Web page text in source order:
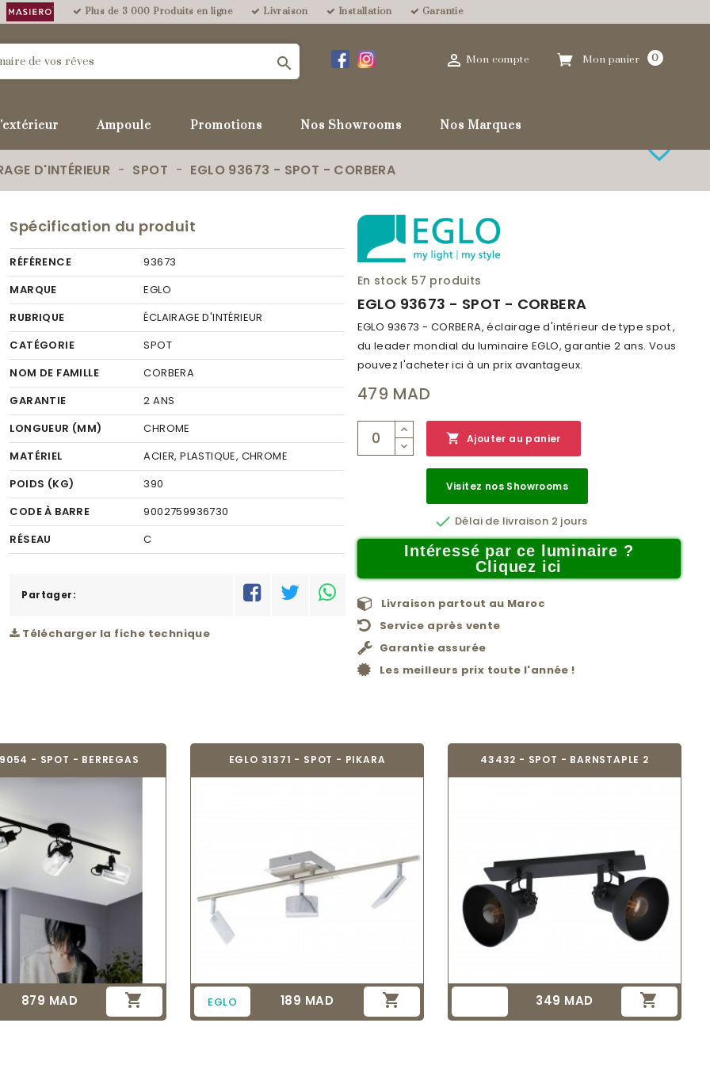
Plus de 3 000 Produits en ligne Livraison Installation Garantie
Mon panier 0
 Mon compte

Ampoule Promotions Nos Showrooms Nos Marques
D'INTÉRIEUR SPOT EGLO 93673 - SPOT - CORBERA
Spécification du produit
RÉFÉRENCE
93673
MARQUE
EGLO
RUBRIQUE
ÉCLAIRAGE D'INTÉRIEUR
CATÉGORIE
SPOT
NOM DE FAMILLE
CORBERA
GARANTIE
2 ANS
LONGUEUR (MM)
CHROME
MATÉRIEL
ACIER, PLASTIQUE, CHROME
POIDS (KG)
390
CODE À BARRE
9002759936730
RÉSEAU
C
Partager:
Télécharger la fiche technique
En stock 57 produits
EGLO 93673 - SPOT - CORBERA
EGLO 93673 - CORBERA, éclairage d'intérieur de type spot ,
du leader mondial du luminaire EGLO, garantie 2 ans. Vous
pouvez l'acheter ici à un prix avantageux.
favorite_border
479 MAD
 Ajouter au panier
Visitez nos Showrooms
 Délai de livraison 2 jours
Intéressé par ce luminaire ?
Cliquez ici
Livraison partout au Maroc
Service après vente
Garantie assurée
Les meilleurs prix toute l'année !
- SPOT - BERREGAS
Prix
879 MAD 
EGLO 31371 - SPOT - PIKARA
EGLO Prix
189 MAD 
43432 - SPOT - BARNSTAPLE 2
Prix
349 MAD 